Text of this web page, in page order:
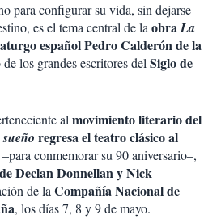
para configurar su vida, sin dejarse
es el tema central de laobraLa
español Pedro Calderón de la
los grandes escritores delSiglo de
almovimiento literario del
regresa el teatro clásico al
–para conmemorar su 90 aniversario–,
Declan Donnellany Nick
de laCompañía Nacional de
, los días 7, 8 y 9 de mayo.